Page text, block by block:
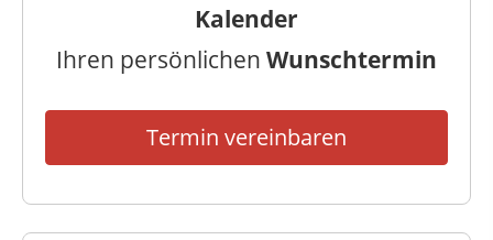
Kalender
Ihren persönlichen Wunschtermin
Termin vereinbaren